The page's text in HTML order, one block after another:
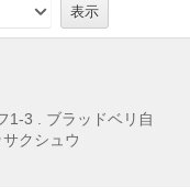
1-3 . ブラッドベリ自
クシュウ